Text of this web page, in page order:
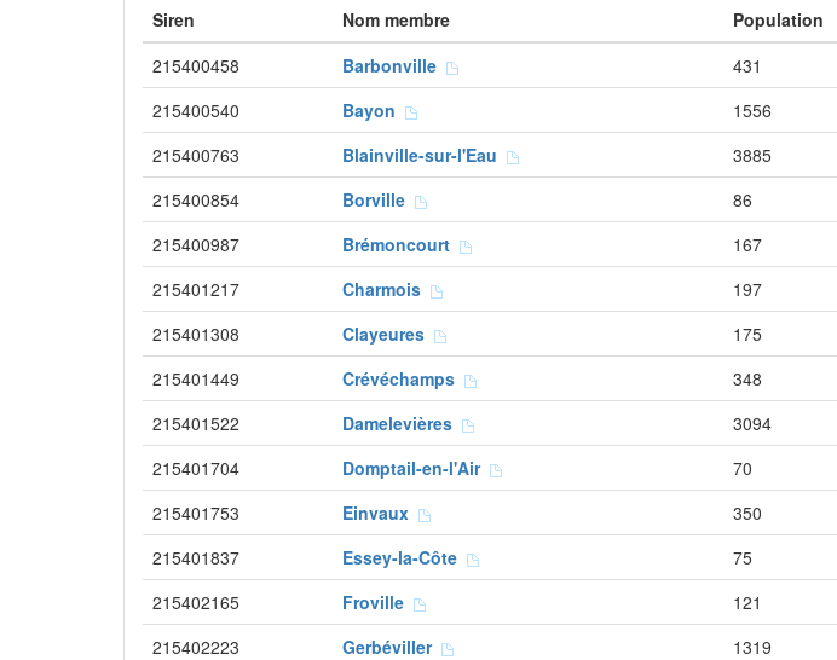
Siren Nom membre Population
215400458
Barbonville 431
215400540 Bayon 1556
215400763 Blainville-sur-l'Eau 3885
215400854 Borville 86
215400987 Brémoncourt 167
215401217 Charmois 197
215401308 Clayeures 175
215401449 Crévéchamps 348
215401522 Damelevières 3094
215401704 Domptail-en-l'Air 70
215401753 Einvaux 350
215401837 Essey-la-Côte 75
215402165 Froville 121
215402223 Gerbéviller 1319